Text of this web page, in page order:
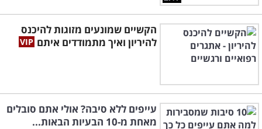
הקשיים שמונעים מזוגות להיכנס
להיריון ואיך מתמודדים איתם
עייפים ללא סיבה? אולי אתם סובלים
מאחת מ-10 הבעיות הבאות...